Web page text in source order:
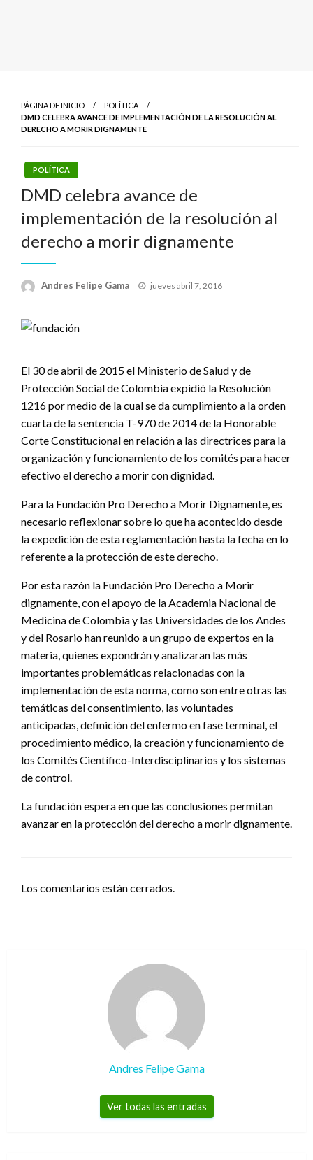
PÁGINA DE INICIO
POLÍTICA
DMD CELEBRA AVANCE DE IMPLEMENTACIÓN DE LA RESOLUCIÓN AL
DERECHO A MORIR DIGNAMENTE
POLÍTICA
DMD celebra avance de
implementación de la resolución al
derecho a morir dignamente
Andres Felipe Gama
Publicado
jueves abril 7, 2016
El 30 de abril de 2015 el Ministerio de Salud y de
Protección Social de Colombia expidió la Resolución
1216 por medio de la cual se da cumplimiento a la orden
cuarta de la sentencia T-970 de 2014 de la Honorable
Corte Constitucional en relación a las directrices para la
organización y funcionamiento de los comités para hacer
efectivo el derecho a morir con dignidad.
Para la Fundación Pro Derecho a Morir Dignamente, es
necesario reflexionar sobre lo que ha acontecido desde
la expedición de esta reglamentación hasta la fecha en lo
referente a la protección de este derecho.
Por esta razón la Fundación Pro Derecho a Morir
dignamente, con el apoyo de la Academia Nacional de
Medicina de Colombia y las Universidades de los Andes
y del Rosario han reunido a un grupo de expertos en la
materia, quienes expondrán y analizaran las más
importantes problemáticas relacionadas con la
implementación de esta norma, como son entre otras las
temáticas del consentimiento, las voluntades
anticipadas, definición del enfermo en fase terminal, el
procedimiento médico, la creación y funcionamiento de
los Comités Científico-Interdisciplinarios y los sistemas
de control.
La fundación espera en que las conclusiones permitan
avanzar en la protección del derecho a morir dignamente.
Los comentarios están cerrados.
Andres Felipe Gama
Ver todas las entradas